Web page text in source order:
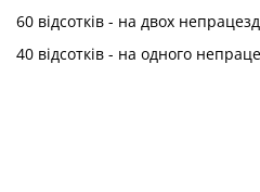
60 відсотків - на двох
40 відсотків - на одного